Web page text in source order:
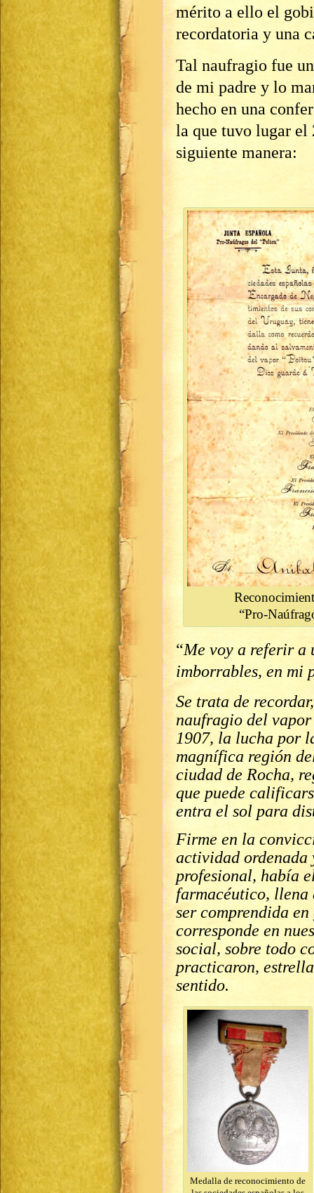
mérito a ello el
recordatoria y una
Tal naufragio fue
de mi padre y lo
hecho en una
la que tuvo lugar el
siguiente manera:
“Pro-
“Me voy a referir a
imborrables, en mi
Se trata de
naufragio del
1907, la lucha por
magnífica región
ciudad de Rocha,
que puede
entra el sol para
Firme en la
actividad ordenada
profesional, había
farmacéutico, llena
ser comprendida
corresponde en
social, sobre todo
practicaron,
sentido.
Medalla de reconocimiento de